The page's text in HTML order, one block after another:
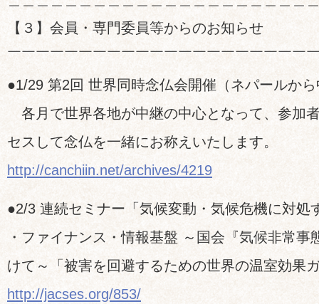
【３】会員・専門委員等からのお知らせ
￣￣￣￣￣￣￣￣￣￣￣￣￣￣￣￣￣￣￣￣￣
●1/29 第2回 世界同時念仏会開催（ネパールか
各月で世界各地が中継の中心となって、参加
セスして念仏を一緒にお称えいたします。
http://canchiin.net/archives/4219
●2/3 連続セミナー「気候変動・気候危機に対処
・ファイナンス・情報基盤 ～国会『気候非常事
けて～「被害を回避するための世界の温室効果
http://jacses.org/853/